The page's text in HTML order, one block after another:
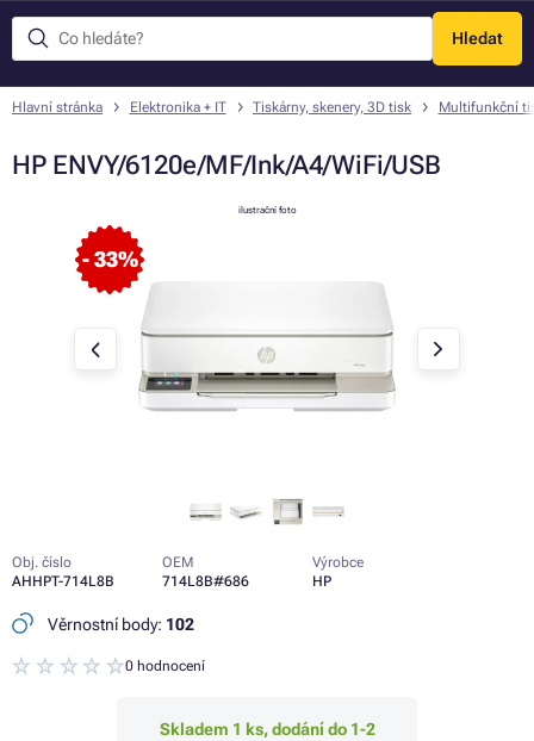
Hledat
Menu
Hlavní stránka Elektronika + IT Tiskárny, skenery, 3D tisk Multifunkční
HP ENVY/6120e/MF/Ink/A4/WiFi/USB
- 33%
ilustrační foto
Obj. číslo
AHHPT-714L8B
OEM
714L8B#686
Výrobce
HP
Věrnostní body: 102
0 hodnocení
Skladem 1 ks, dodání do 1-2